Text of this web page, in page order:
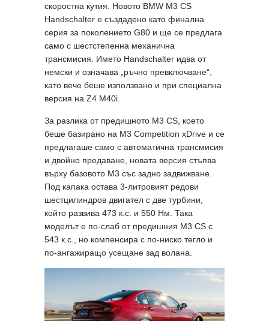
скоростна кутия. Новото BMW M3 CS
Handschalter е създадено като финална
серия за поколението G80 и ще се предлага
само с шестстепенна механична
трансмисия. Името Handschalter идва от
немски и означава „ръчно превключване“,
като вече беше използвано и при специална
версия на Z4 M40i.
За разлика от предишното M3 CS, което
беше базирано на M3 Competition xDrive и се
предлагаше само с автоматична трансмисия
и двойно предаване, новата версия стъпва
върху базовото M3 със задно задвижване.
Под капака остава 3-литровият редови
шестцилиндров двигател с две турбини,
който развива 473 к.с. и 550 Нм. Така
моделът е по-слаб от предишния M3 CS с
543 к.с., но компенсира с по-ниско тегло и
по-ангажиращо усещане зад волана.